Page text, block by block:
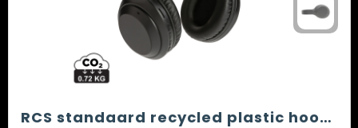
RCS standaard recycled plastic hoofdtelefoon